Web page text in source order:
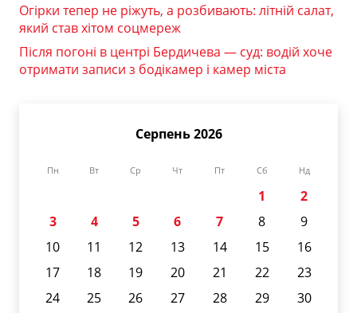
Огірки тепер не ріжуть, а розбивають: літній салат,
який став хітом соцмереж
Після погоні в центрі Бердичева — суд: водій хоче
отримати записи з бодікамер і камер міста
Серпень 2026
Пн Вт Ср Чт Пт Сб Нд
1
2
3
4 5 6 7 8
9
10
11 12 13 14 15
16
17
18 19 20 21 22
23
24
25 26 27 28 29
30